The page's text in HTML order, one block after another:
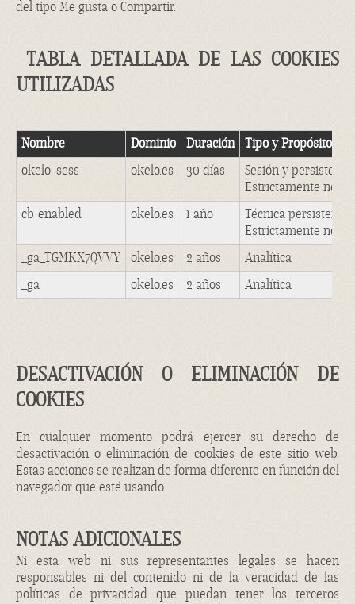
del tipo Me gusta o Compartir.
TABLA DETALLADA DE LAS COOKIES
UTILIZADAS
Nombre Dominio Duración Tipo y Propósito
okelo_sess okelo.es 30 días
Sesión y persistente
Estrictamente
cb-enabled okelo.es 1 año
Técnica persistente
Estrictamente
_ga_TGMKX7QVVY okelo.es 2 años Analítica
_ga okelo.es 2 años Analítica
DESACTIVACIÓN O ELIMINACIÓN DE
COOKIES
En cualquier momento podrá ejercer su derecho de
desactivación o eliminación de cookies de este sitio web.
Estas acciones se realizan de forma diferente en función del
navegador que esté usando.
NOTAS ADICIONALES
Ni esta web ni sus representantes legales se hacen
responsables ni del contenido ni de la veracidad de las
políticas de privacidad que puedan tener los terceros